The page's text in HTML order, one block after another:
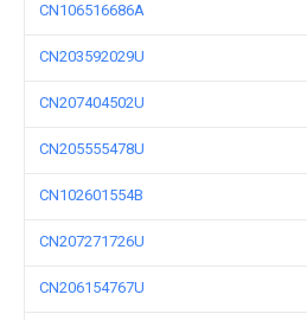
CN106516686A
CN203592029U
CN207404502U
CN205555478U
CN102601554B
CN207271726U
CN206154767U